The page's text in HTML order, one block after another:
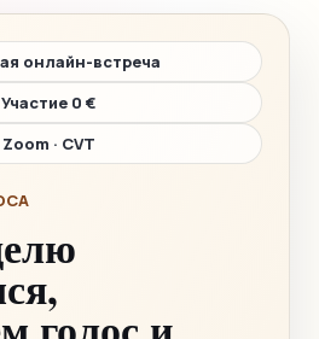
онлайн-встреча
Участие 0 €
Zoom · CVT